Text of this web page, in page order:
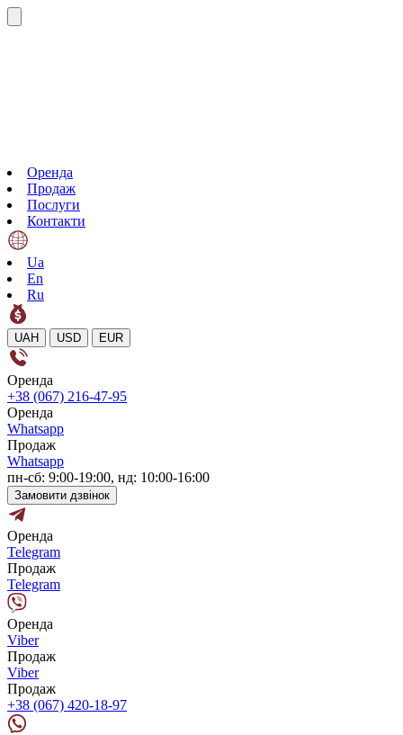
Оренда
Продаж
Послуги
Контакти
Ua
En
Ru
UAH USD EUR
Оренда
+38 (067) 216-47-95
Оренда
Whatsapp
Продаж
Whatsapp
пн-сб: 9:00-19:00, нд: 10:00-16:00
Замовити дзвінок
Оренда
Telegram
Продаж
Telegram
Оренда
Viber
Продаж
Viber
Продаж
+38 (067) 420-18-97